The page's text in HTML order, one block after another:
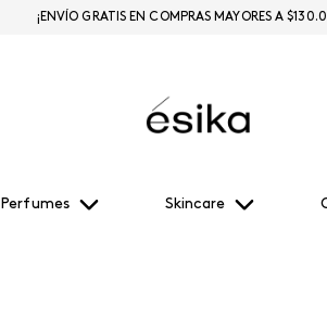
Perfumes Skincare
¡ENVÍO GRATIS EN COMPRAS MAYORES A